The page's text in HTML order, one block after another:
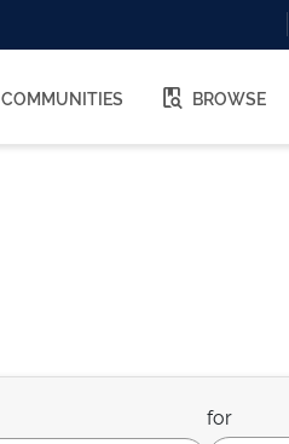
COMMUNITIES BROWSE
for